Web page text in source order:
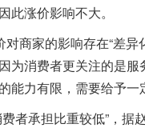
涨价影响不大。
商家的影响存在“差异
为消费者更关注的是
力有限，需要给予一
承担比重较低”，据